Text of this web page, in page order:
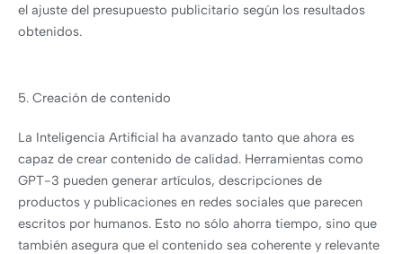
el ajuste del presupuesto publicitario según los resultados
obtenidos.
5. Creación de contenido
La Inteligencia Artificial ha avanzado tanto que ahora es
capaz de crear contenido de calidad. Herramientas como
GPT-3 pueden generar artículos, descripciones de
productos y publicaciones en redes sociales que parecen
escritos por humanos. Esto no sólo ahorra tiempo, sino que
también asegura que el contenido sea coherente y relevante